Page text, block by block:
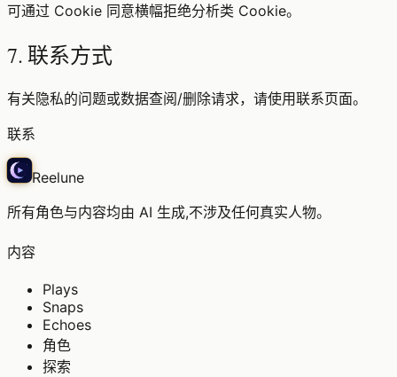
可通过 Cookie 同意横幅拒绝分析类 Cookie。
7. 联系方式
有关隐私的问题或数据查阅/删除请求，请使用联系页面。
联系
Reelune
所有角色与内容均由 AI 生成,不涉及任何真实人物。
内容
Plays
Snaps
Echoes
角色
探索